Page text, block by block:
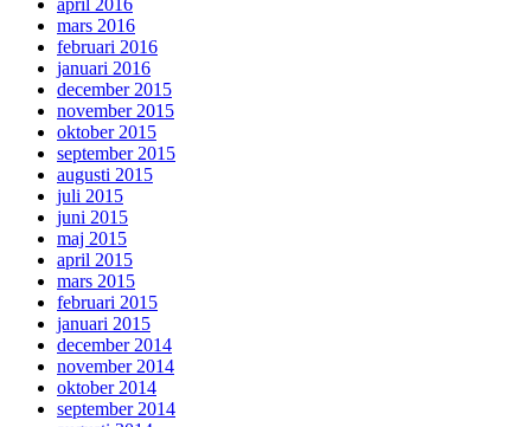
april 2016
mars 2016
februari 2016
januari 2016
december 2015
november 2015
oktober 2015
september 2015
augusti 2015
juli 2015
juni 2015
maj 2015
april 2015
mars 2015
februari 2015
januari 2015
december 2014
november 2014
oktober 2014
september 2014